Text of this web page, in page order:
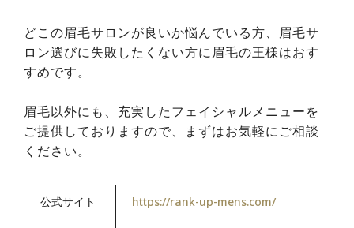
どこの眉毛サロンが良いか悩んでいる方、眉毛サ
ロン選びに失敗したくない方に眉毛の王様はおす
すめです。
眉毛以外にも、充実したフェイシャルメニューを
ご提供しておりますので、まずはお気軽にご相談
ください。
公式サイト https://rank-up-mens.com/